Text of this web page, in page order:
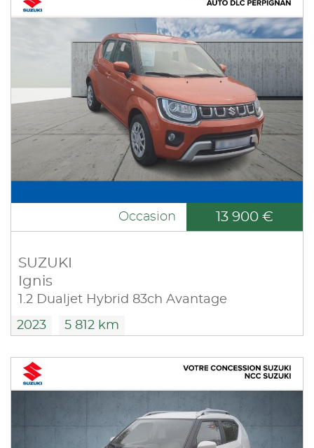
Occasion 13 900 €
SUZUKI
Ignis
1.2 Dualjet Hybrid 83ch Avantage
2023 5 812 km